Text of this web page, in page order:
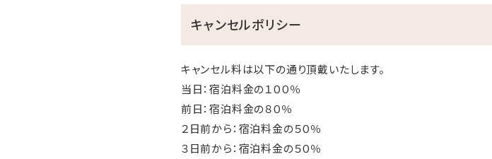
キャンセルポリシー
キャンセル料は以下の通り頂戴いたします。
当日：宿泊料金の１００％
前日：宿泊料金の８０％
２日前から：宿泊料金の５０％
３日前から：宿泊料金の５０％